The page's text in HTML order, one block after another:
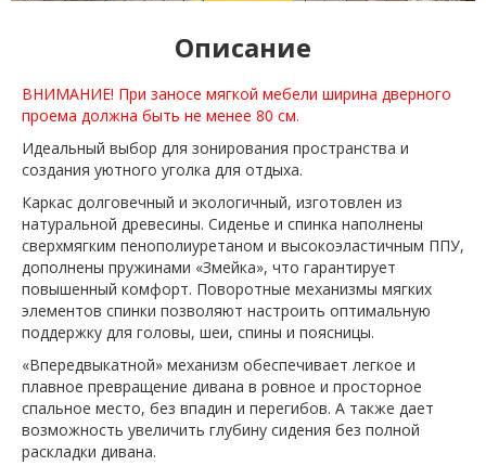
Описание
ВНИМАНИЕ! При заносе мягкой мебели ширина дверного
проема должна быть не менее 80 см.
Идеальный выбор для зонирования пространства и
создания уютного уголка для отдыха.
Каркас долговечный и экологичный, изготовлен из
натуральной древесины. Сиденье и спинка наполнены
сверхмягким пенополиуретаном и высокоэластичным ППУ,
дополнены пружинами «Змейка», что гарантирует
повышенный комфорт. Поворотные механизмы мягких
элементов спинки позволяют настроить оптимальную
поддержку для головы, шеи, спины и поясницы.
«Впередвыкатной» механизм обеспечивает легкое и
плавное превращение дивана в ровное и просторное
спальное место, без впадин и перегибов. А также дает
возможность увеличить глубину сидения без полной
раскладки дивана.